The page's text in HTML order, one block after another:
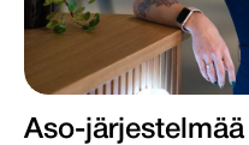
Aso-